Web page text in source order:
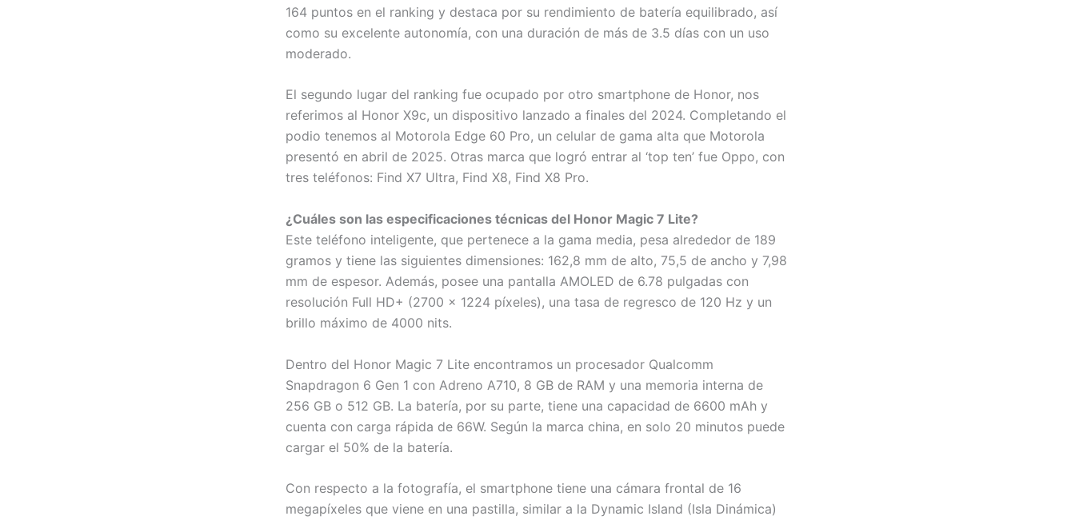
164 puntos en el ranking y destaca por su rendimiento de batería equilibrado, así
como su excelente autonomía, con una duración de más de 3.5 días con un uso
moderado.
El segundo lugar del ranking fue ocupado por otro smartphone de Honor, nos
referimos al Honor X9c, un dispositivo lanzado a finales del 2024. Completando el
podio tenemos al Motorola Edge 60 Pro, un celular de gama alta que Motorola
presentó en abril de 2025. Otras marca que logró entrar al ‘top ten’ fue Oppo, con
tres teléfonos: Find X7 Ultra, Find X8, Find X8 Pro.
¿Cuáles son las especificaciones técnicas del Honor Magic 7 Lite?
Este teléfono inteligente, que pertenece a la gama media, pesa alrededor de 189
gramos y tiene las siguientes dimensiones: 162,8 mm de alto, 75,5 de ancho y 7,98
mm de espesor. Además, posee una pantalla AMOLED de 6.78 pulgadas con
resolución Full HD+ (2700 x 1224 píxeles), una tasa de regresco de 120 Hz y un
brillo máximo de 4000 nits.
Dentro del Honor Magic 7 Lite encontramos un procesador Qualcomm
Snapdragon 6 Gen 1 con Adreno A710, 8 GB de RAM y una memoria interna de
256 GB o 512 GB. La batería, por su parte, tiene una capacidad de 6600 mAh y
cuenta con carga rápida de 66W. Según la marca china, en solo 20 minutos puede
cargar el 50% de la batería.
Con respecto a la fotografía, el smartphone tiene una cámara frontal de 16
megapíxeles que viene en una pastilla, similar a la Dynamic Island (Isla Dinámica)